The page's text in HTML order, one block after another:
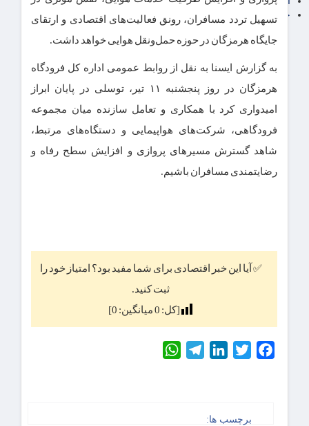
خرید انواع دیزل ژنراتور
تسهیل تردد مسافران، رونق فعالیت‌های اقتصادی و ارتقای
جایگاه هرمزگان در حوزه حمل‌ونقل هوایی خواهد داشت.
به گزارش ایسنا به نقل از روابط عمومی اداره کل فرودگاه
هرمزگان در روز پنجشنبه ۱۱ تیر، توسلی در پایان ابراز
امیدواری کرد با همکاری و تعامل سازنده میان مجموعه
فرودگاهی، شرکت‌های هواپیمایی و دستگاه‌های مرتبط،
شاهد گسترش مسیرهای پروازی و افزایش سطح رفاه و
رضایتمندی مسافران باشیم.
✅ آیا این خبر اقتصادی برای شما مفید بود؟ امتیاز خود را
ثبت کنید.
[کل: 0میانگین: 0
]
Facebook
Twitter
LinkedIn
Telegram
برچسب ها: